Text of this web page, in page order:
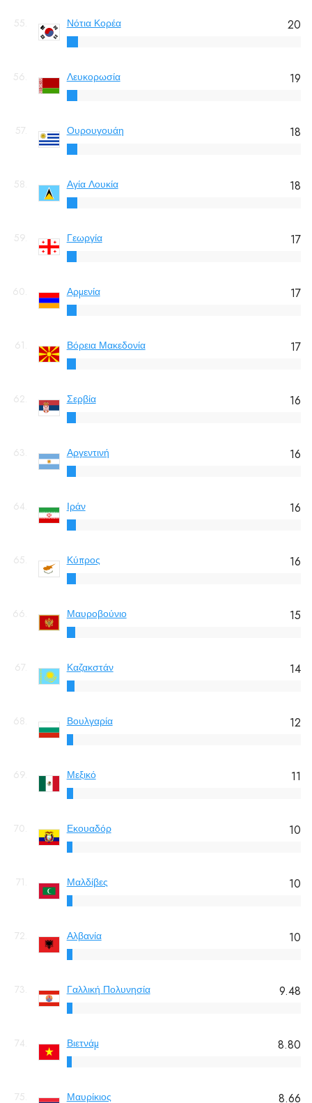
55. Νότια Κορέα 20
56. Λευκορωσία 19
57. Ουρουγουάη 18
58. Αγία Λουκία 18
59. Γεωργία 17
60. Αρμενία 17
61. Βόρεια Μακεδονία 17
62. Σερβία 16
63. Αργεντινή 16
64. Ιράν 16
65. Κύπρος 16
66. Μαυροβούνιο 15
67. Καζακστάν 14
68. Βουλγαρία 12
69. Μεξικό 11
70. Εκουαδόρ 10
71. Μαλδίβες 10
72. Αλβανία 10
73. Γαλλική Πολυνησία 9.48
74. Βιετνάμ 8.80
75. Μαυρίκιος 8.66